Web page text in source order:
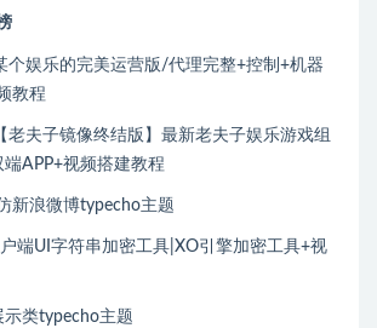
个娱乐的完美运营版/代理完整+控制+机器
教程
老夫子镜像终结版】最新老夫子娱乐游戏组
APP+视频搭建教程
新浪微博typecho主题
端UI字符串加密工具|XO引擎加密工具+视
类typecho主题